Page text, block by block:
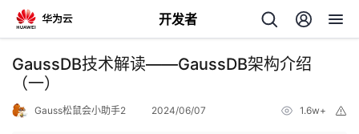
开发者
返
回
GaussDB技术解读——GaussDB架构介绍
（一）
Gauss松鼠会小助手2 2024/06/07 1.6w+